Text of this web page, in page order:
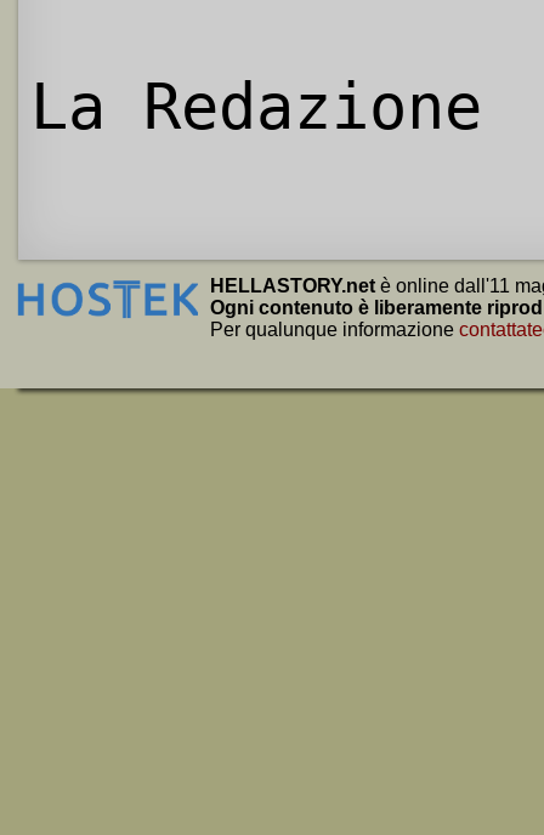
La Redazione
HELLASTORY.net è online dall'11
Ogni contenuto è liberamente
Per qualunque informazione